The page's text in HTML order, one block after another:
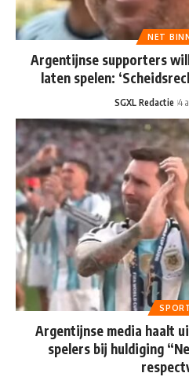
NET
Argentijnse supporters
laten spelen:
SGXL Redactie 4
Argentijnse media haalt
spelers bij huldiging